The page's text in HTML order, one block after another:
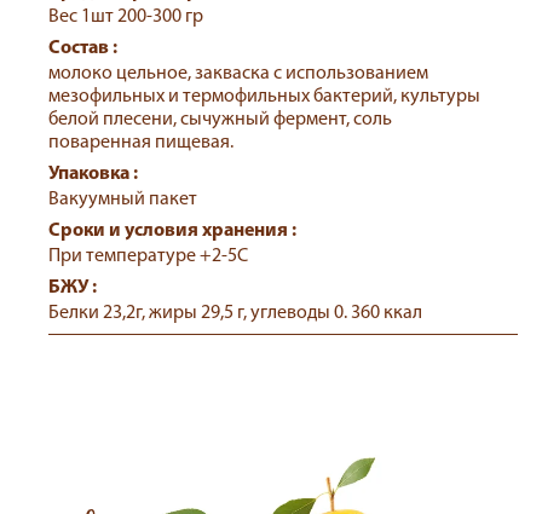
Вес 1шт 200-300 гр
Состав :
молоко цельное, закваска с использованием
мезофильных и термофильных бактерий, культуры
белой плесени, сычужный фермент, соль
поваренная пищевая.
Упаковка :
Вакуумный пакет
Сроки и условия хранения :
При температуре +2-5С
БЖУ :
Белки 23,2г, жиры 29,5 г, углеводы 0. 360 ккал